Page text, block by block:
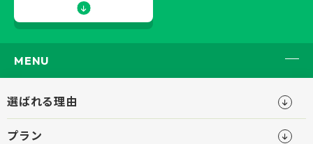
MENU
選ばれる理由
プラン